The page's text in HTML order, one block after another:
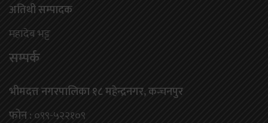
अतिथी सम्पादक
महादेब भट्ट
सम्पर्क
भीमदत्त नगरपालिका १८ महेन्द्रनगर, कन्चनपुर
फोन : ०९९-५२२१०९